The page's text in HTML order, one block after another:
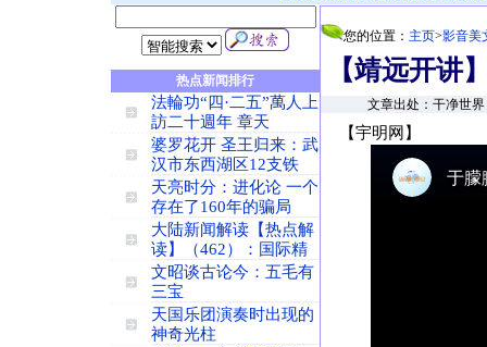
热点新闻排行
法輪功“四·二五”萬人上
訪二十週年 章天
婆罗花开 圣王归来：武
汉市东西湖区12支铁
天亮时分：进化论 一个
存在了160年的骗局
大陆新闻解读【热点解
读】（462）：国际精
文昭谈古论今：五毛有
三宝
天国乐团演奏时出现的
神奇光柱
您的位置： 主页>影音美
【靖远开讲
文章出处：干净世
【宇明网】